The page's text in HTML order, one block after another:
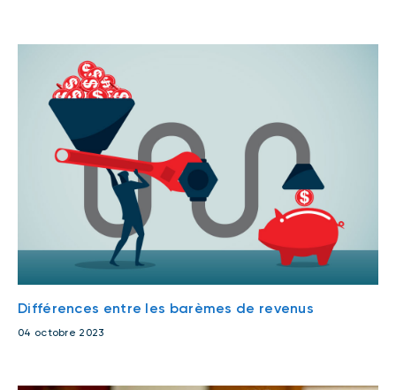
Différences entre les barèmes de revenus
04 octobre 2023